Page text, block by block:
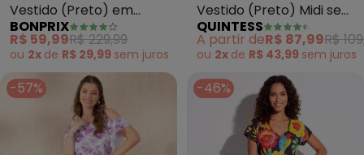
Vestido (Preto) em
Malha Texturizada
BONPRIX
R$ 59,99R$ 229,99
ou 2x de R$ 29,99 sem juros
Vestido (Preto) Midi sem
Mangas com Botões
QUINTESS
A partir deR$ 87,99R$
ou 2x de R$ 43,99 sem juros
-57% -46%